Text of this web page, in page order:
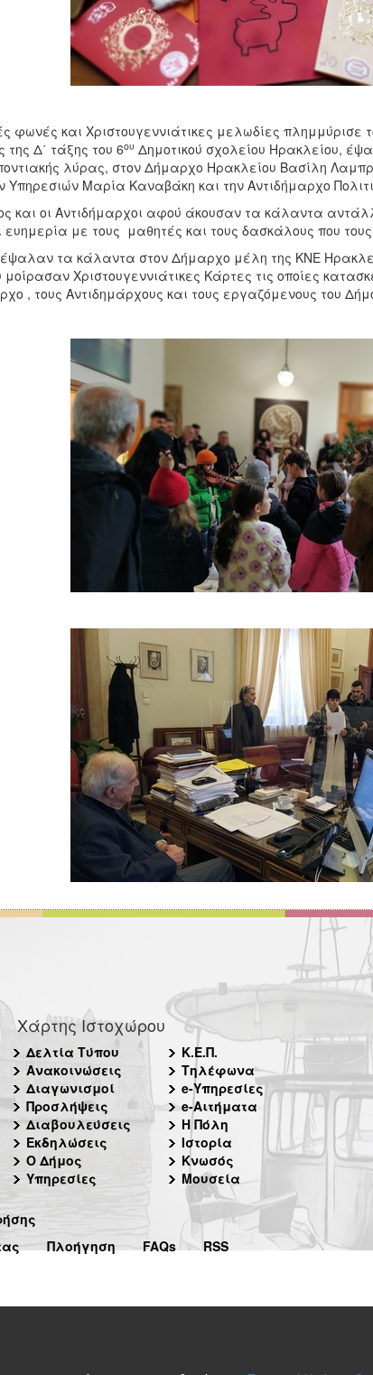
φωνές και Χριστουγεννιάτικες μελωδίες πλημμύρισε
της Δ΄ τάξης του 6ου Δημοτικού σχολείου Ηρακλείου,
λύρας, στον Δήμαρχο Ηρακλείου Βασίλη
Υπηρεσιών Μαρία Καναβάκη και την Αντιδήμαρχο
και οι Αντιδήμαρχοι αφού άκουσαν τα κάλαντα
ευημερία με τους μαθητές και τους δασκάλους που
τα κάλαντα στον Δήμαρχο μέλη της ΚΝΕ
Χριστουγεννιάτικες Κάρτες τις οποίες
, τους Αντιδημάρχους και τους εργαζόμενους του
Χάρτης Ιστοχώρου
Δελτία Τύπου
Ανακοινώσεις
Διαγωνισμοί
Προσλήψεις
Διαβουλεύσεις
Εκδηλώσεις
Ο Δήμος
Υπηρεσίες
Κ.Ε.Π.
Τηλέφωνα
e-Υπηρεσίες
e-Αιτήματα
Η Πόλη
Ιστορία
Κνωσός
Μουσεία
Πλοήγηση FAQs RSS